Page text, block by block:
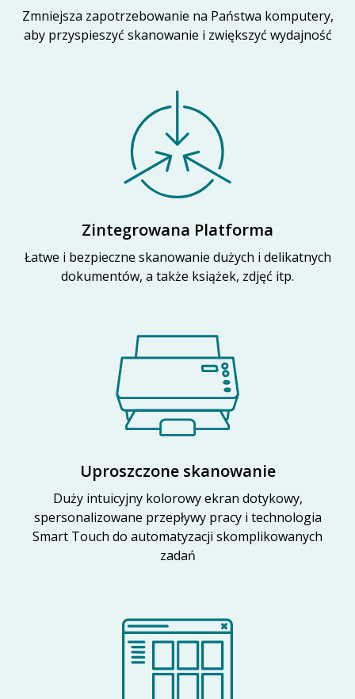
Zmniejsza zapotrzebowanie na Państwa komputery,
aby przyspieszyć skanowanie i zwiększyć wydajność
Zintegrowana Platforma
Łatwe i bezpieczne skanowanie dużych i delikatnych
dokumentów, a także książek, zdjęć itp.
Uproszczone skanowanie
Duży intuicyjny kolorowy ekran dotykowy,
spersonalizowane przepływy pracy i technologia
Smart Touch do automatyzacji skomplikowanych
zadań